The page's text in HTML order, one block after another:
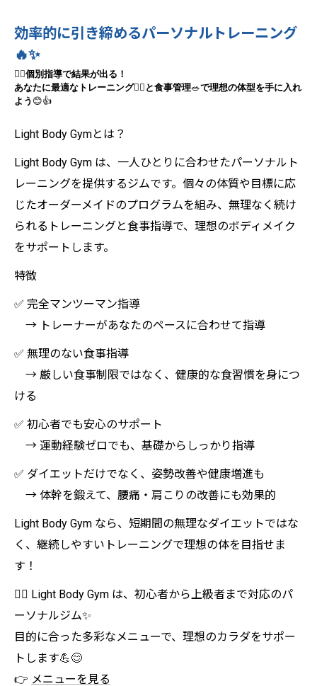
効率的に引き締めるパーソナルトレーニング
🔥✨
🧘‍♀️個別指導で結果が出る！
あなたに最適なトレーニング🏋️‍♂️ と食事管理🥗で理想の体型を手に入れ
よう 😊👍
Light Body Gymとは？
Light Body Gym は、一人ひとりに合わせたパーソナルト
レーニングを提供するジムです。個々の体質や目標に応
じたオーダーメイドのプログラムを組み、無理なく続け
られるトレーニングと食事指導で、理想のボディメイク
をサポートします。
特徴
✅ 完全マンツーマン指導
→ トレーナーがあなたのペースに合わせて指導
✅ 無理のない食事指導
→ 厳しい食事制限ではなく、健康的な食習慣を身につ
ける
✅ 初心者でも安心のサポート
→ 運動経験ゼロでも、基礎からしっかり指導
✅ ダイエットだけでなく、姿勢改善や健康増進も
→ 体幹を鍛えて、腰痛・肩こりの改善にも効果的
Light Body Gym なら、短期間の無理なダイエットではな
く、継続しやすいトレーニングで理想の体を目指せま
す！
🏋️‍♀️ Light Body Gym は、初心者から上級者まで対応のパ
ーソナルジム✨
目的に合った多彩なメニューで、理想のカラダをサポー
トします💪😊
👉 メニューを見る